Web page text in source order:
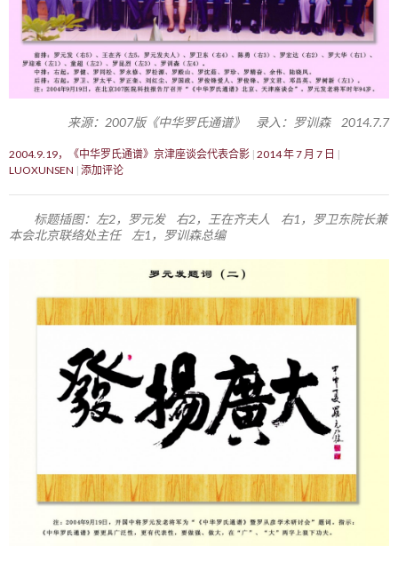
来源：2007版《中华罗氏通谱》 录入：罗训森 2014.7.7
2004.9.19，《中华罗氏通谱》京津座谈会代表合影 2014 年 7 月 7 日
LUOXUNSEN 添加评论
标题插图：左2，罗元发 右2，王在齐夫人 右1，罗卫东院长兼
本会北京联络处主任 左1，罗训森总编